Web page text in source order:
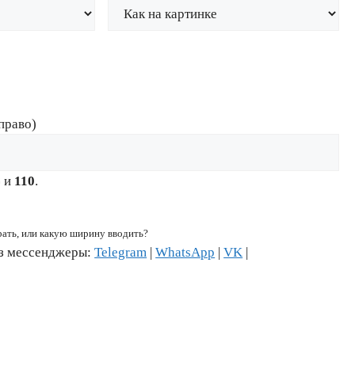
и 110.
или какую ширину вводить?
мессенджеры:Telegram |WhatsApp |VK |